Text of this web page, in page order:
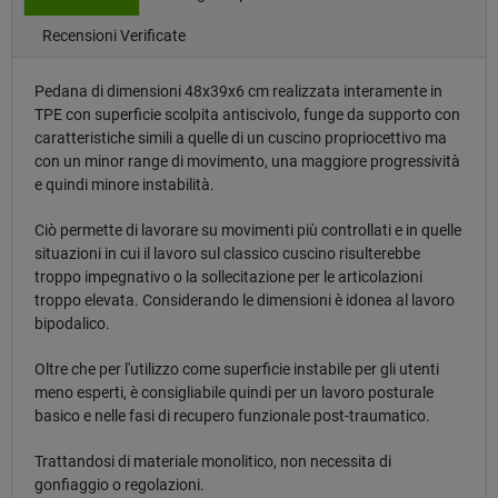
Recensioni Verificate
Pedana di dimensioni 48x39x6 cm realizzata interamente in
TPE con superficie scolpita antiscivolo, funge da supporto con
caratteristiche simili a quelle di un cuscino propriocettivo ma
con un minor range di movimento, una maggiore progressività
e quindi minore instabilità.
Ciò permette di lavorare su movimenti più controllati e in quelle
situazioni in cui il lavoro sul classico cuscino risulterebbe
troppo impegnativo o la sollecitazione per le articolazioni
troppo elevata. Considerando le dimensioni è idonea al lavoro
bipodalico.
Oltre che per l'utilizzo come superficie instabile per gli utenti
meno esperti, è consigliabile quindi per un lavoro posturale
basico e nelle fasi di recupero funzionale post-traumatico.
Trattandosi di materiale monolitico, non necessita di
gonfiaggio o regolazioni.